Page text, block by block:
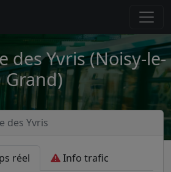
des Yvris (Noisy-le-
Grand)
des Yvris
réel Info trafic